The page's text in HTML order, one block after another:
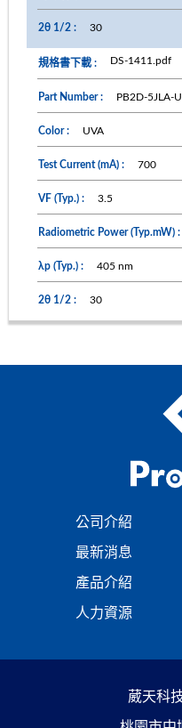
30
DS-1411.pdf
PB2D-5JLA-
UVA
700
3.5
405 nm
30
公司介紹
最新消息
產品介紹
人力資源
葳天科